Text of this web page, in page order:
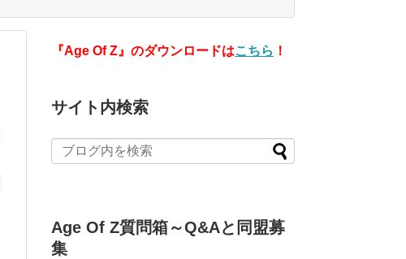
『Age Of Z』のダウンロードはこちら ！
サイト内検索
Age Of Z質問箱～Q&Aと同盟募
集